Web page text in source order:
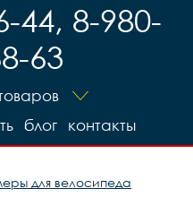
44, 8-980-
63
контакты
блог
для велосипеда